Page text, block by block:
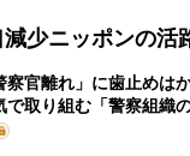
少ニッポンの活
察官離れ」に歯止めは
で取り組む「警察組織